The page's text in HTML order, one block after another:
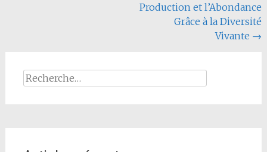
Production et l’Abondance
Grâce à la Diversité
Vivante →
Rechercher :